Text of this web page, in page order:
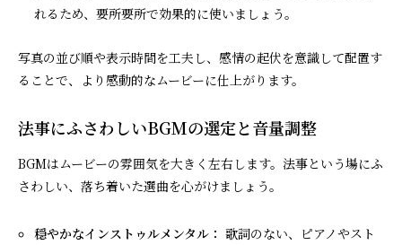
れるため、要所要所で効果的に使いましょう。
写真の並び順や表示時間を工夫し、感情の起伏を意識して配置す
ることで、より感動的なムービーに仕上がります。
法事にふさわしいBGMの選定と音量調整
BGMはムービーの雰囲気を大きく左右します。法事という場にふ
さわしい、落ち着いた選曲を心がけましょう。
穏やかなインストゥルメンタル： 歌詞のない、ピアノやスト